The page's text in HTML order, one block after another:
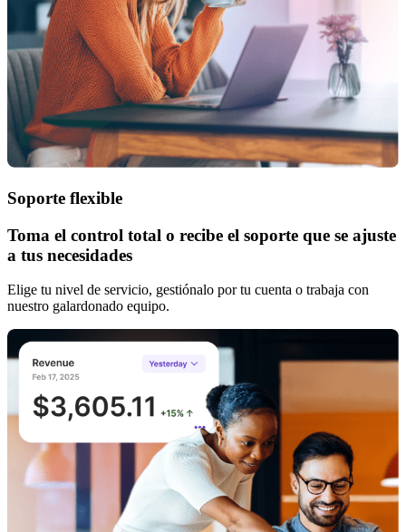
Soporte flexible
Toma el control total o recibe el soporte que se ajuste
a tus necesidades
Elige tu nivel de servicio, gestiónalo por tu cuenta o trabaja con
nuestro galardonado equipo.